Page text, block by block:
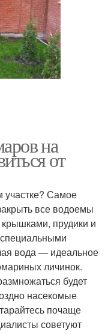
на
от
участке? Самое
все водоемы
прудики и
вода — идеальное
личинок.
будет
насекомые
почаще
советуют